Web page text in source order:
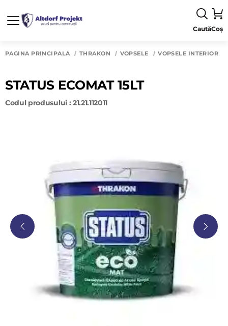
CautăCoș
PAGINA PRINCIPALĂ THRAKON VOPSELE VOPSELE INTERIOR
STATUS ECOMAT 15LT
Codul produsului : 21.21.112011